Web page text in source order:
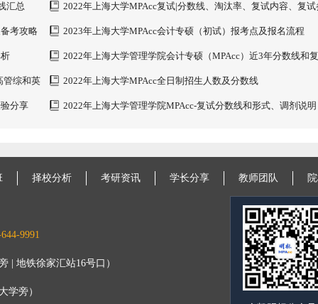
汇总
2022年上海大学MPAcc复试|分数线、淘汰率、复试内容、复试
考攻略 2023年上海大学MPAcc会计专硕（初试）报考点及报名流程
2022年上海大学管理学院会计专硕（MPAcc）近3年分数线和
管综和英 2022年上海大学MPAcc全日制招生人数及分数线
分享 2022年上海大学管理学院MPAcc-复试分数线和形式、调剂说明
择校分析 考研资讯 学长分享 教师团队
9991
| 地铁徐家汇站16号口）
学旁）